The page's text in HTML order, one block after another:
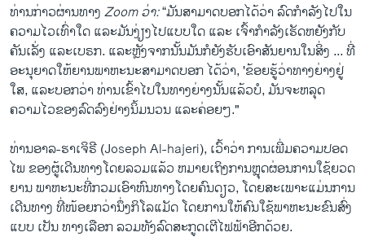
ທ່ານ​ກ່າວ​ຜ່ານ​ທາງZoomວ່າ:“ມັນສາມາດບອກໄດ້ວ່າ ລົດກຳລັງໄປ​ໃນ​
ຄວາມໄວເທົ່າໃດ ແລະມັນງ່ຽງ​ໄປ​ແບບໃດ ແລະ ເຈົ້າກຳລັງເຮັດຫຍັງກັບ
ຄັນ​ເລັ່ງ ແລະເບຣກ. ແລະ​ຫຼັງ​ຈາກ​ນັ້ນ​ມັນ​ກໍຍັງຮັບ​ເອົາ​ສັນ​ຍານ​ໃນສິ່ງ ... ທີ່​
ອະ​ນຸ​ຍາດ​ໃຫ້​ຍານ​ພາ​ຫະ​ນະສາ​ມາດບອກ ໄດ້​ວ່າ, 'ຂ້ອຍ​ຮູ້​ວ່າ​ທາງ​ຍ່າງ​ຢູ່​
ໃສ, ແລະບອກ​ວ່າ ​ທ່ານເຂົ້າໄປໃນທາງ​ຍ່າງນັ້ນ​ແລ້ວ​ບໍ, ມັນຈະຫລຸດ​
ຄວາມ​ໄວຂອງ​ລົດລົງ​ຢ່າງນິ້ມນວນ ແລະຄ່ອຍໆ."
ທ່ານອາ​ລ-ຮາ​ເຈິ​ຣີ (Joseph Al-hajeri), ເວົ້າວ່າ ການເພີ່ມຄວາມປອດ
ໄພ ຂອງ​ຜູ້ເດີນທາງໂດຍລວມແລ້ວ ຫມາຍເຖິງການຫຼຸດຜ່ອນການໃຊ້ຍວດ
ຍານ ພາຫະນະທີ່ກວມ​ເອົາຫົນ​ທາງ​ໂດຍຄົນດຽວ, ໂດຍສະເພາະແມ່ນການ
ເດີນທາງ ທີ່​ໜ້ອຍກວ່ານຶ່ງກິໂລແມັດ ໂດຍການໃຫ້ຄົນໃຊ້ພາ​ຫະ​ນະຂົນສົ່ງ
ແບບ ເປັນ ທາງເລືອກ ລວມທັງລົດ​ສະ​ກູດ​ເຕີ​ໄຟ​ຟ້າ​ອີກ​ດ້ວຍ.